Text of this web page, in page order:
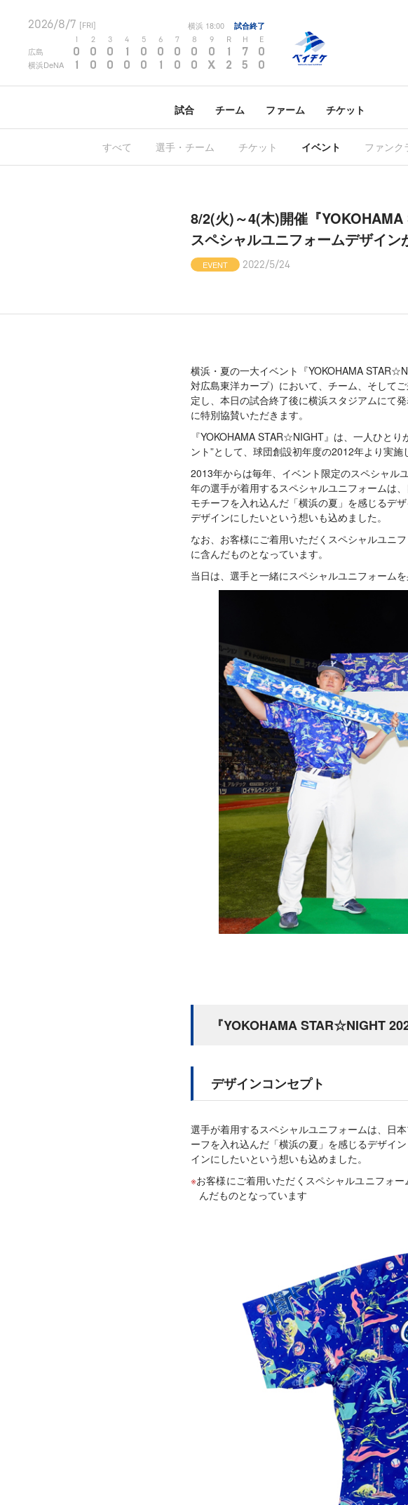
2026/8/7 [FRI] 横浜 18:00 試合終了
2 3 4 5 6 7 8 9 R H E
広島 0 0 0 1 0 0 0 0 0 1 7 0
横浜DeNA 1 0 0 0 0 1 0 0 X 2 5 0
試合 チーム ファーム チケット
すべて 選手・チーム チケット イベント ファンク
8/2(火)～4(木)開催『
スペシャルユニフォームデザイン
EVENT 2022/5/24
横浜・夏の一大イベント『YOKOHAMA
対広島東洋カープ）において、チーム、そして
定し、本日の試合終了後に横浜スタジアムにて
に特別協賛いただきます。
『YOKOHAMA STAR☆NIGHT』は、一人ひと
ント”として、球団創設初年度の2012年より実
2013年からは毎年、イベント限定のスペシャル
年の選手が着用するスペシャルユニフォームは
モチーフを入れ込んだ「横浜の夏」を感じるデ
デザインにしたいという想いも込めました。
なお、お客様にご着用いただくスペシャルユニ
に含んだものとなっています。
当日は、選手と一緒にスペシャルユニフォーム
『YOKOHAMA STAR☆NIGHT
デザインコンセプト
選手が着用するスペシャルユニフォームは、日
ーフを入れ込んだ「横浜の夏」を感じるデザイ
インにしたいという想いも込めました。
お客様にご着用いただくスペシャルユニフォ
んだものとなっています